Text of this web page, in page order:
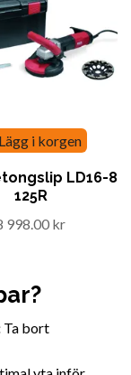
Lägg i korgen
LD16-8
125R
998.00 kr
Ta bort